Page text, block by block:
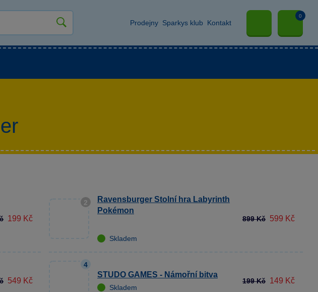
Prodejny Sparkys klub Kontakt
0
199 Kč
2
Ravensburger Stolní hra Labyrinth
Pokémon
Skladem
899 Kč 599 Kč
549 Kč
4
STUDO GAMES - Námořní bitva
Skladem
199 Kč 149 Kč